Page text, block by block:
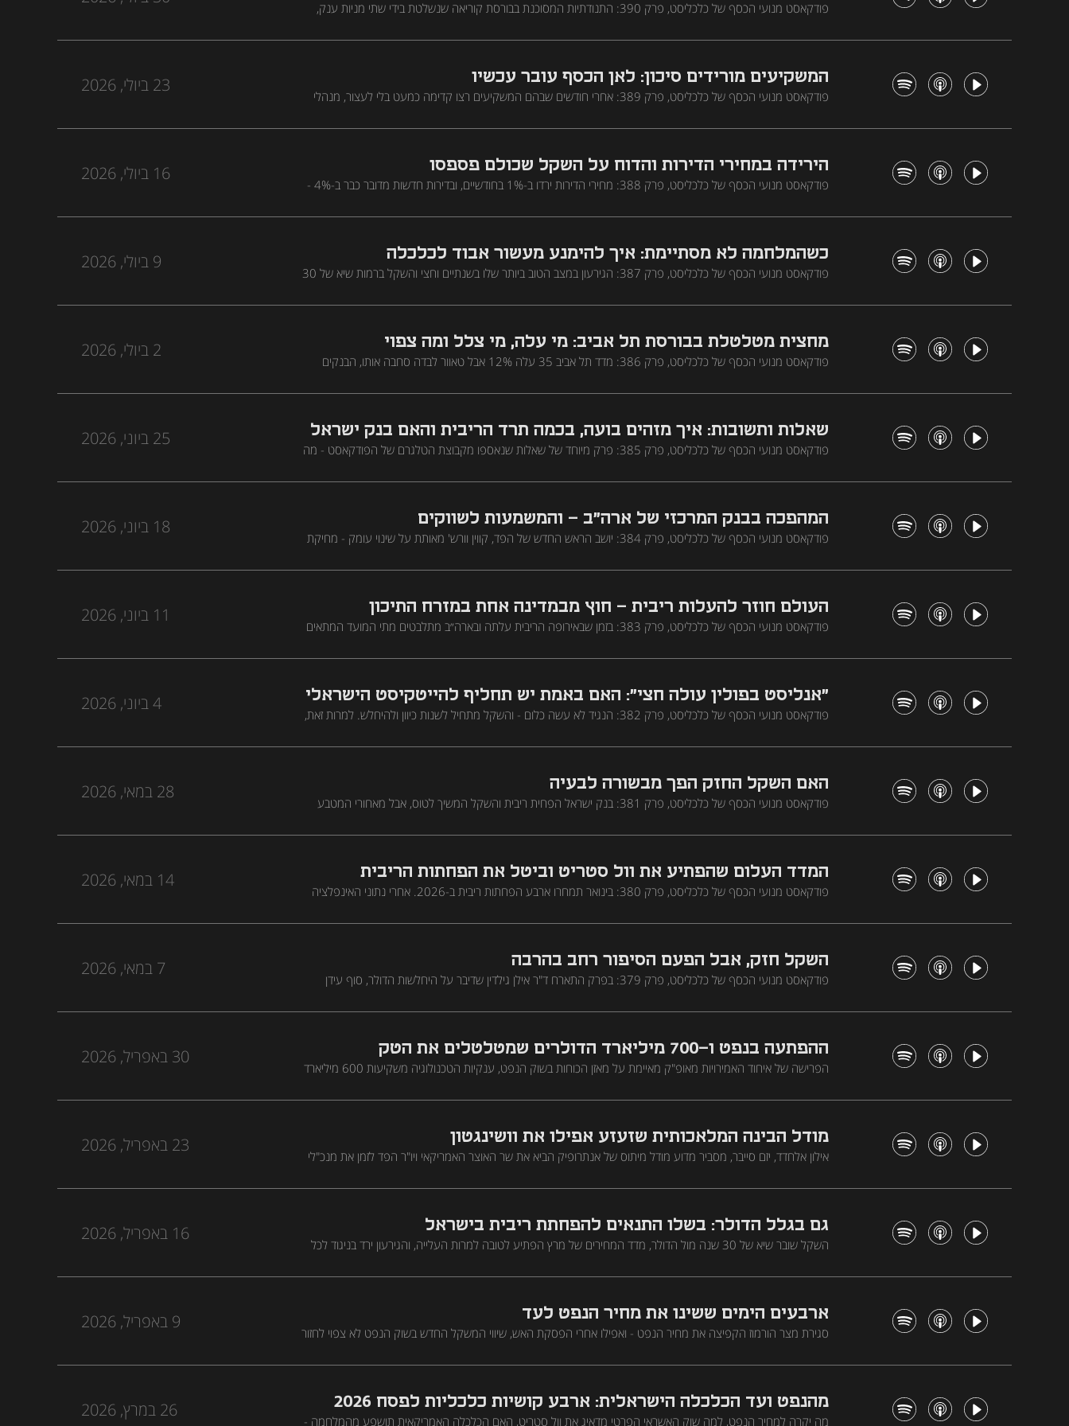
פודקאסט מנועי הכסף של כלכליסט, פרק 390: התנודתיות המסוכנת בבורסת קוריאה שנשלטת בידי שתי מניות ענק,
המשקיעים מורידים סיכון: לאן הכסף עובר עכשיו
פודקאסט מנועי הכסף של כלכליסט, פרק 389: אחרי חודשים שבהם המשקיעים רצו קדימה כמעט בלי לעצור, מנהלי
23 ביולי, 2026
הירידה במחירי הדירות והדוח על השקל שכולם פספסו
פודקאסט מנועי הכסף של כלכליסט, פרק 388: מחירי הדירות ירדו ב-1% בחודשיים, ובדירות חדשות מדובר כבר ב-4% -
16 ביולי, 2026
כשהמלחמה לא מסתיימת: איך להימנע מעשור אבוד לכלכלה
פודקאסט מנועי הכסף של כלכליסט, פרק 387: הגירעון במצב הטוב ביותר שלו בשנתיים וחצי והשקל ברמות שיא של 30
9 ביולי, 2026
מחצית מטלטלת בבורסת תל אביב: מי עלה, מי צלל ומה צפוי
פודקאסט מנועי הכסף של כלכליסט, פרק 386: מדד תל אביב 35 עלה 12% אבל טאוור לבדה סחבה אותו, הבנקים
2 ביולי, 2026
שאלות ותשובות: איך מזהים בועה, בכמה תרד הריבית והאם בנק ישראל
רווחי
פודקאסט מנועי הכסף של כלכליסט, פרק 385: פרק מיוחד של שאלות שנאספו מקבוצת הטלגרם של הפודקאסט - מה
25 ביוני, 2026
המהפכה בבנק המרכזי של ארה"ב - והמשמעות לשווקים
פודקאסט מנועי הכסף של כלכליסט, פרק 384: יושב הראש החדש של הפד, קווין וורש' מאותת על שינוי עומק - מחיקת
18 ביוני, 2026
העולם חוזר להעלות ריבית - חוץ מבמדינה אחת במזרח התיכון
פודקאסט מנועי הכסף של כלכליסט, פרק 383: בזמן שבאירופה הריבית עלתה ובארה״ב מתלבטים מתי המועד המתאים
11 ביוני, 2026
"אנליסט בפולין עולה חצי": האם באמת יש תחליף להייטקיסט הישראלי
פודקאסט מנועי הכסף של כלכליסט, פרק 382: הנגיד לא עשה כלום - והשקל מתחיל לשנות כיוון ולהיחלש. למרות זאת,
4 ביוני, 2026
האם השקל החזק הפך מבשורה לבעיה
פודקאסט מנועי הכסף של כלכליסט, פרק 381: בנק ישראל הפחית ריבית והשקל המשיך לטוס, אבל מאחורי המטבע
28 במאי, 2026
המדד העלום שהפתיע את וול סטריט וביטל את הפחתות הריבית
פודקאסט מנועי הכסף של כלכליסט, פרק 380: בינואר תמחרו ארבע הפחתות ריבית ב-2026. אחרי נתוני האינפלציה
14 במאי, 2026
השקל חזק, אבל הפעם הסיפור רחב בהרבה
פודקאסט מנועי הכסף של כלכליסט, פרק 379: בפרק התארח ד"ר אילן גילדין שדיבר על היחלשות הדולר, סוף עידן
7 במאי, 2026
ההפתעה בנפט ו-700 מיליארד הדולרים שמטלטלים את הטק
הפרישה של איחוד האמירויות מאופ"ק מאיימת על מאזן הכוחות בשוק הנפט, ענקיות הטכנולוגיה משקיעות 600 מיליארד
30 באפריל, 2026
מודל הבינה המלאכותית שזעזע אפילו את וושינגטון
אילון אלחדד, יזם סייבר, מסביר מדוע מודל מיתוס של אנתרופיק הביא את שר האוצר האמריקאי ויו"ר הפד לזמן את מנכ"לי
23 באפריל, 2026
גם בגלל הדולר: בשלו התנאים להפחתת ריבית בישראל
השקל שובר שיא של 30 שנה מול הדולר, מדד המחירים של מרץ הפתיע לטובה למרות העלייה, והגירעון ירד בניגוד לכל
16 באפריל, 2026
ארבעים הימים ששינו את מחיר הנפט לעד
סגירת מצר הורמוז הקפיצה את מחיר הנפט - ואפילו אחרי הפסקת האש, שיווי המשקל החדש בשוק הנפט לא צפוי לחזור
9 באפריל, 2026
מהנפט ועד הכלכלה הישראלית: ארבע קושיות כלכליות לפסח 2026
מה יקרה למחיר הנפט, למה שוק האשראי הפרטי מדאיג את וול סטריט, האם הכלכלה האמריקאית תושפע מהמלחמה -
26 במרץ, 2026